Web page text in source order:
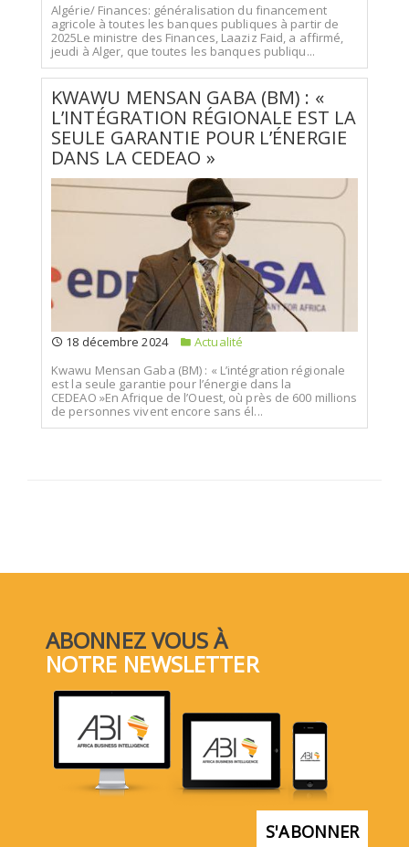
Algérie/ Finances: généralisation du financement
agricole à toutes les banques publiques à partir de
2025Le ministre des Finances, Laaziz Faid, a affirmé,
jeudi à Alger, que toutes les banques publiqu...
KWAWU MENSAN GABA (BM) : «
L’INTÉGRATION RÉGIONALE EST LA
SEULE GARANTIE POUR L’ÉNERGIE
DANS LA CEDEAO »
18 décembre 2024
Actualité
Kwawu Mensan Gaba (BM) : « L’intégration régionale
est la seule garantie pour l’énergie dans la
CEDEAO »En Afrique de l’Ouest, où près de 600 millions
de personnes vivent encore sans él...
ABONNEZ VOUS À
NOTRE NEWSLETTER
S'ABONNER